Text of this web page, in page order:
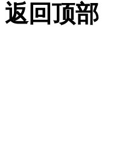
返回顶部